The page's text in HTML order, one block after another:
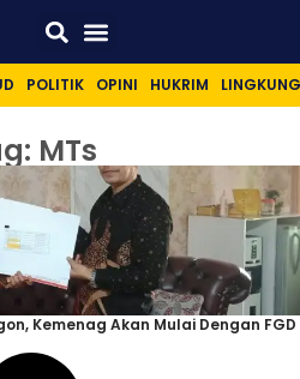
POLITIK OPINI HUKRIM
MTs
Kemenag Akan Mulai Dengan FGD